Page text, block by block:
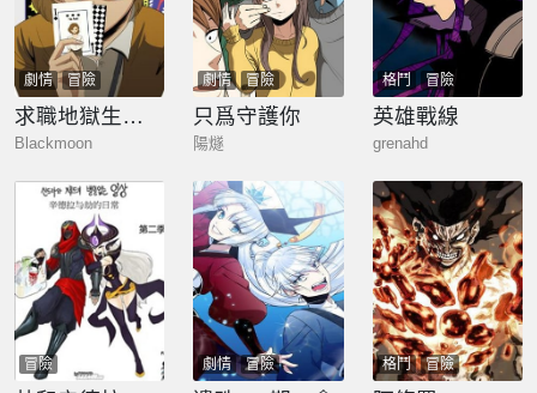
劇情 冒險
求職地獄生存錄
Blackmoon
劇情 冒險
只爲守護你
陽燧
格鬥 冒險
英雄戰線
grenahd
冒險 劇情 冒險 格鬥 冒險